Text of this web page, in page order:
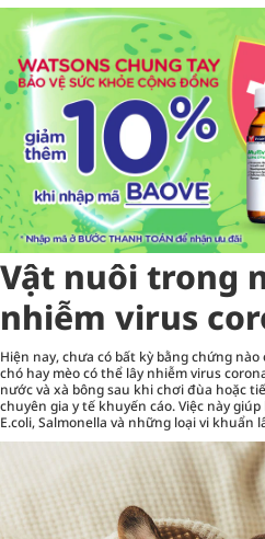
Vật nuôi trong
nhiễm virus
Hiện nay, chưa có bất kỳ bằng chứng
chó hay mèo có thể lây nhiễm virus
nước và xà bông sau khi chơi đùa hoặc
chuyên gia y tế khuyến cáo. Việc này
E.coli, Salmonella và những loại vi khuẩn